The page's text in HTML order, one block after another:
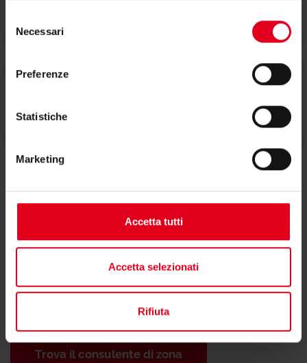
delNecessari
Preferenze
Statistiche
Marketing
Accetta tutti
Accetta selezionati
Rifiuta
Hai bisogno di supporto per H122?
Se hai bisogno di ulteriori informazioni contatta il
consulente tecnico o commerciale di zona.
Trova il consulente di zona